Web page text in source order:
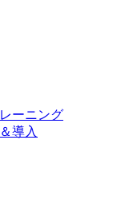
ーニング
導入